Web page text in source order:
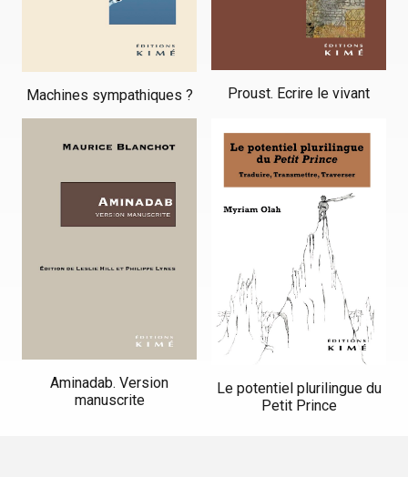
Machines sympathiques ? Proust. Ecrire le vivant
Aminadab. Version
manuscrite
Le potentiel plurilingue du
Petit Prince